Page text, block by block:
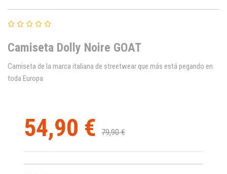
Camiseta Dolly Noire GOAT
Camiseta de la marca italiana de streetwear que más está pegando en
toda Europa
54,90 € 79,90 €